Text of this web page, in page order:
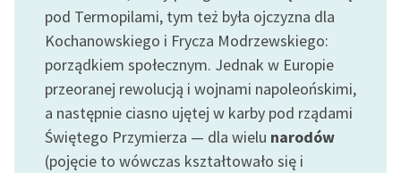
Ręce pełne poezji
Kolekcje edukacyjne
twórców przechodzących
do domeny publicznej,
lektur szkolnych oraz
Starego Testamentu
pod Termopilami, tym też była ojczyzna dla
Kochanowskiego i Frycza Modrzewskiego:
porządkiem społecznym. Jednak w Europie
przeoranej rewolucją i wojnami napoleońskimi,
a następnie ciasno ujętej w karby pod rządami
Świętego Przymierza — dla wielu narodów
(pojęcie to wówczas kształtowało się i